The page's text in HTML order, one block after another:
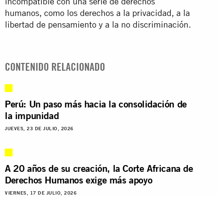
humanos, como los derechos a la privacidad, a la
libertad de pensamiento y a la no discriminación.
CONTENIDO RELACIONADO
Perú: Un paso más hacia la consolidación de
la impunidad
JUEVES, 23 DE JULIO, 2026
A 20 años de su creación, la Corte Africana de
Derechos Humanos exige más apoyo
VIERNES, 17 DE JULIO, 2026